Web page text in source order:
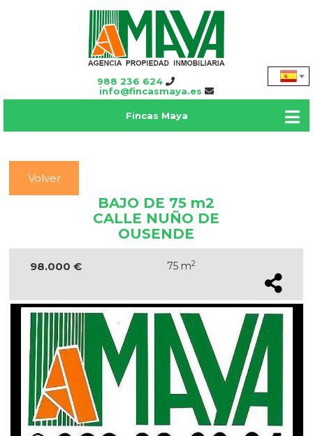
988 236 624
info@fincasmaya.es
Fincas Maya
Volver
BAJO DE 75 m2
CALLE NUÑO DE
OUSENDE
98.000 € 75 m2